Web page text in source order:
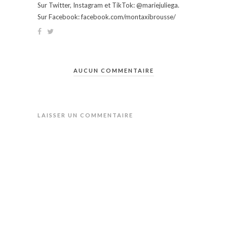
Sur Twitter, Instagram et TikTok: @mariejuliega.
Sur Facebook: facebook.com/montaxibrousse/
AUCUN COMMENTAIRE
LAISSER UN COMMENTAIRE